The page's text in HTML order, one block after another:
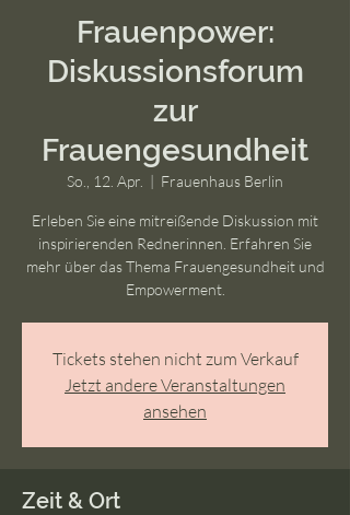
Frauenpower:
Diskussionsforum
zur
Frauengesundheit
So., 12. Apr.
  |
Frauenhaus Berlin
Erleben Sie eine mitreißende Diskussion mit
inspirierenden Rednerinnen. Erfahren Sie
mehr über das Thema Frauengesundheit und
Empowerment.
Tickets stehen nicht zum Verkauf
Jetzt andere Veranstaltungen
ansehen
Zeit & Ort